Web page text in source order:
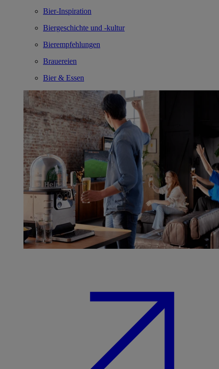
Bier-Inspiration
Biergeschichte und -kultur
Bierempfehlungen
Brauereien
Bier & Essen